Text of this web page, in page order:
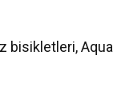
bisikletleri, Aqua